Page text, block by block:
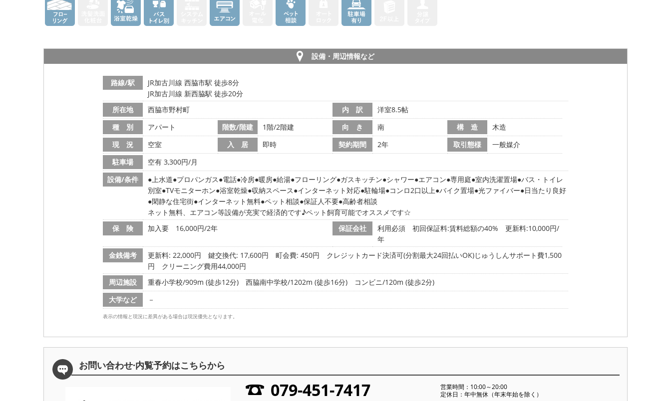
設備・周辺情報など
路線/駅
JR加古川線 西脇市駅 徒歩8分
JR加古川線 新西脇駅 徒歩20分
所在地
西脇市野村町 内 訳
洋室8.5帖
種 別
アパート 階数/階建 1階/2階建 向 き 南 構 造
木造
現 況
空室 入 居 即時 契約期間 2年 取引態様
一般媒介
駐車場
空有 3,300円/月
設備/条件
上水道 プロパンガス 電話 冷房 暖房 給湯 フローリング ガスキッチン シャワー エアコン 専用庭 室内洗濯置場 バス・トイレ
別室 TVモニターホン 浴室乾燥 収納スペース インターネット対応 駐輪場 コンロ2口以上 バイク置場 光ファイバー 日当たり良好
閑静な住宅街 インターネット無料 ペット相談 保証人不要 高齢者相談
ネット無料、エアコン等設備が充実で経済的です♪ペット飼育可能でオススメです☆
保 険
加入要 16,000円/2年 保証会社
利用必須 初回保証料:賃料総額の40% 更新料:10,000円/
年
金銭備考
更新料: 22,000円 鍵交換代: 17,600円 町会費: 450円
クレジットカード決済可(分割最大24回払いOK)じゅうしんサポート費1,500
円 クリーニング費用44,000円
周辺施設
重春小学校/909m (徒歩12分) 西脇南中学校/1202m (徒歩16分)
コンビニ/120m (徒歩2分)
大学など
－
表示の情報と現況に差異がある場合は現況優先となります。
お問い合わせ·内覧予約はこちらから
079-451-7417
営業時間：10:00～20:00
定休日：年中無休（年末年始を除く）